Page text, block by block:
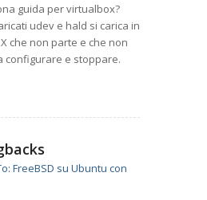
guida per virtualbox?
udev e hald si carica in
che non parte e che non
configurare e stoppare.
FreeBSD su Ubuntu con